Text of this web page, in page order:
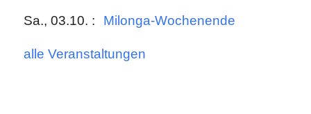
Sa., 03.10. : Milonga-Wochenende
alle Veranstaltungen